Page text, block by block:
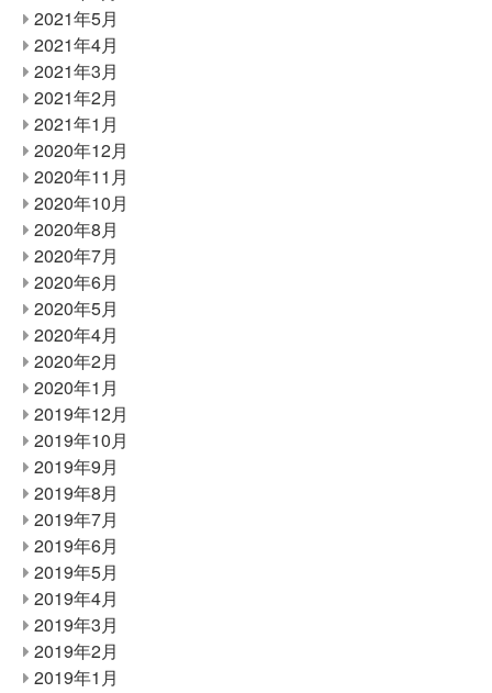
2021年5月
2021年4月
2021年3月
2021年2月
2021年1月
2020年12月
2020年11月
2020年10月
2020年8月
2020年7月
2020年6月
2020年5月
2020年4月
2020年2月
2020年1月
2019年12月
2019年10月
2019年9月
2019年8月
2019年7月
2019年6月
2019年5月
2019年4月
2019年3月
2019年2月
2019年1月